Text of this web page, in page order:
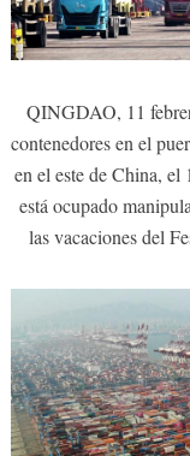
QINGDAO, 11
contenedores en el
en el este de China,
está ocupado
las vacaciones del